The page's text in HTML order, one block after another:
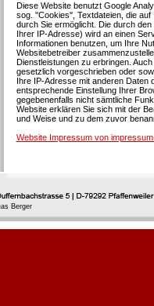
Diese Website benutzt Google
sog. ''Cookies'', Textdateien, die
durch Sie ermöglicht. Die durch
Ihrer IP-Adresse) wird an einen
Informationen benutzen, um Ihre
Websitebetreiber
Dienstleistungen zu erbringen.
gesetzlich vorgeschrieben oder
Ihre IP-Adresse mit anderen Daten
entsprechende Einstellung Ihrer
gegebenenfalls nicht sämtliche
Website erklären Sie sich mit der
und Weise und zu dem zuvor
Website Impressum von
Berger